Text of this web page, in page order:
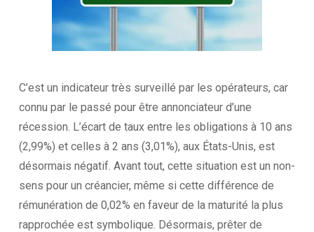
C’est un indicateur très surveillé par les opérateurs, car
connu par le passé pour être annonciateur d’une
récession. L’écart de taux entre les obligations à 10 ans
(2,99%) et celles à 2 ans (3,01%), aux États-Unis, est
désormais négatif. Avant tout, cette situation est un non-
sens pour un créancier, même si cette différence de
rémunération de 0,02% en faveur de la maturité la plus
rapprochée est symbolique. Désormais, prêter de